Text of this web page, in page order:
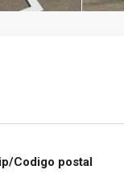
Codigo postal